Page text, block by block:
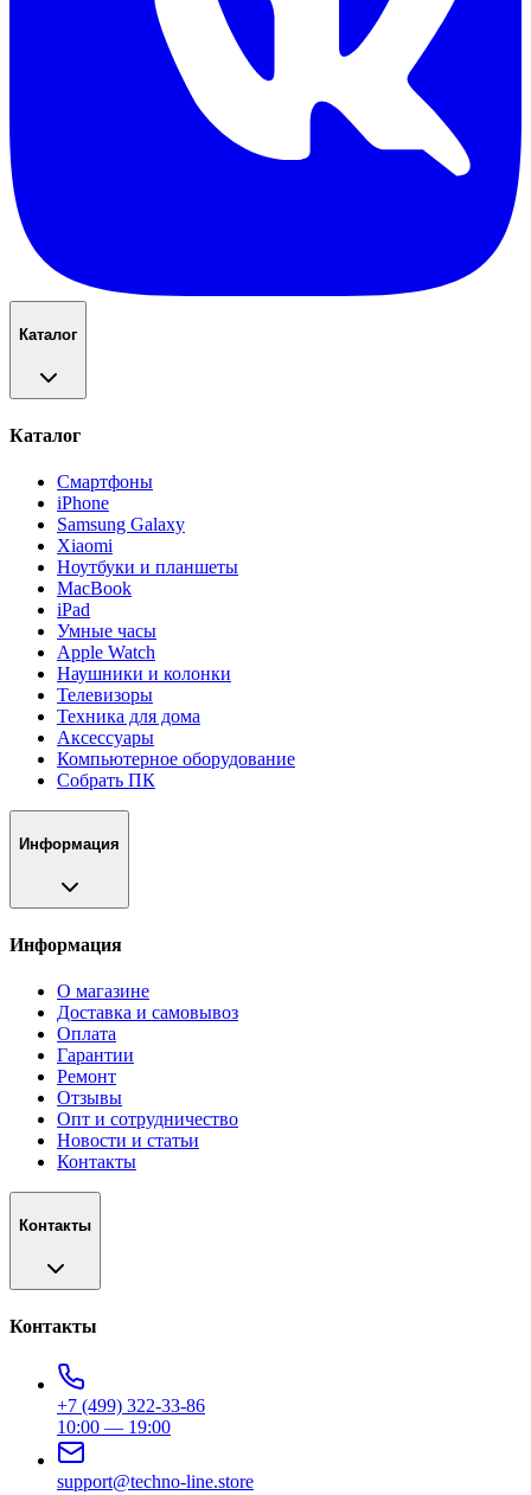
Каталог
Каталог
Смартфоны
iPhone
Samsung Galaxy
Xiaomi
Ноутбуки и планшеты
MacBook
iPad
Умные часы
Apple Watch
Наушники и колонки
Телевизоры
Техника для дома
Аксессуары
Компьютерное оборудование
Собрать ПК
Информация
Информация
О магазине
Доставка и самовывоз
Оплата
Гарантии
Ремонт
Отзывы
Опт и сотрудничество
Новости и статьи
Контакты
Контакты
Контакты
+7 (499) 322-33-86
10:00 — 19:00
support@techno-line.store